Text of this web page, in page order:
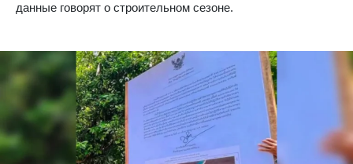
данные говорят о строительном сезоне.